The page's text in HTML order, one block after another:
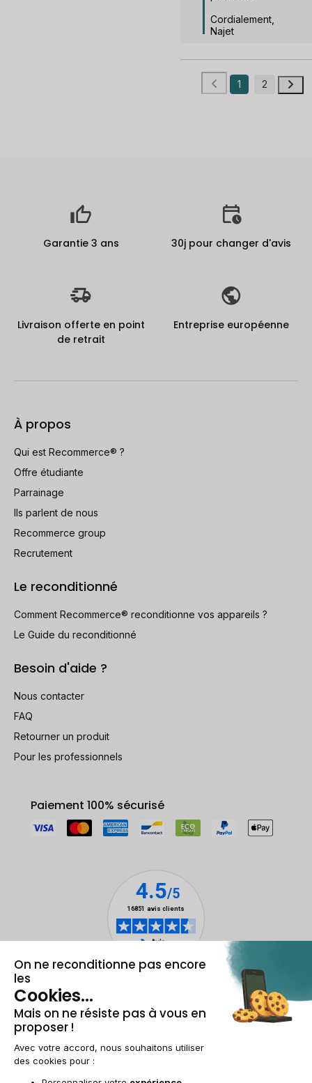
Cordialement,
Najet
1 2
Garantie 3 ans 30j pour changer d'avis
Livraison offerte en point
de retrait
Entreprise européenne
À propos
Qui est Recommerce® ?
Offre étudiante
Parrainage
Ils parlent de nous
Recommerce group
Recrutement
Le reconditionné
Comment Recommerce® reconditionne vos appareils ?
Le Guide du reconditionné
Besoin d'aide ?
Nous contacter
FAQ
Retourner un produit
Pour les professionnels
Paiement 100% sécurisé
Mentions légales & CGU
Conditions générales de venteDonnées personnelles